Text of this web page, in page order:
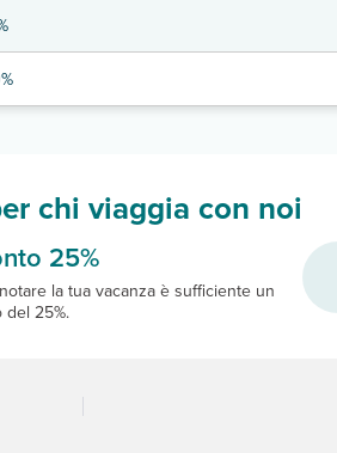
chi viaggia con noi
25%
la tua vacanza è sufficiente un
del 25%.